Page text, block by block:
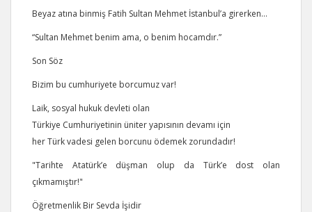
Beyaz atına binmiş Fatih Sultan Mehmet İstanbul’a girerken…
“Sultan Mehmet benim ama, o benim hocamdır.”
Son Söz
Bizim bu cumhuriyete borcumuz var!
Laik, sosyal hukuk devleti olan
Türkiye Cumhuriyetinin üniter yapısının devamı için
her Türk vadesi gelen borcunu ödemek zorundadır!
"Tarihte Atatürk’e düşman olup da Türk’e dost olan
çıkmamıştır!"
Öğretmenlik Bir Sevda İşidir